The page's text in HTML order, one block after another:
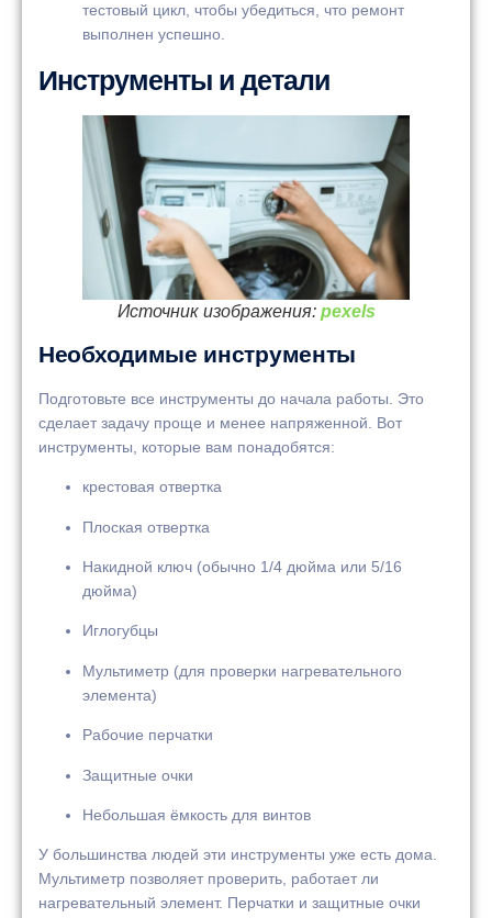
тестовый цикл, чтобы убедиться, что ремонт
выполнен успешно.
Инструменты и детали
Источник изображения: pexels
Необходимые инструменты
Подготовьте все инструменты до начала работы. Это
сделает задачу проще и менее напряженной. Вот
инструменты, которые вам понадобятся:
крестовая отвертка
Плоская отвертка
Накидной ключ (обычно 1/4 дюйма или 5/16
дюйма)
Иглогубцы
Мультиметр (для проверки нагревательного
элемента)
Рабочие перчатки
Защитные очки
Небольшая ёмкость для винтов
У большинства людей эти инструменты уже есть дома.
Мультиметр позволяет проверить, работает ли
нагревательный элемент. Перчатки и защитные очки